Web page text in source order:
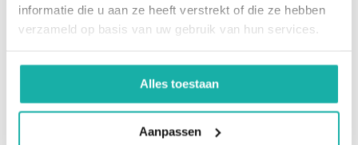
informatie die u aan ze heeft verstrekt of die ze hebben
verzameld op basis van uw gebruik van hun services.
Alles toestaan
Aanpassen
Bloedwaardentest verzorgt bloedafname op locatie van
uw bedrijf. Voor Arbodiensten, Bedrijfsartsen of voor de
projectplanning van deelnemers tot uitslag.